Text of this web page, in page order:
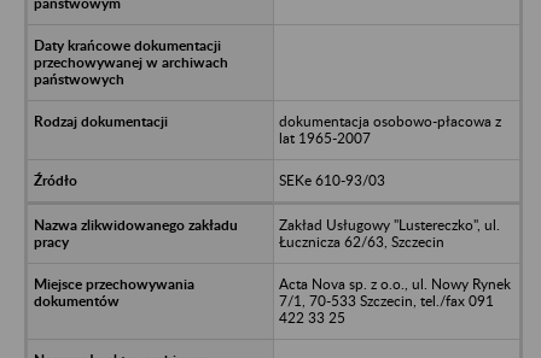
dokumentacja osobowo-płacowa z
lat 1965-2007
SEKe 610-93/03
Zakład Usługowy "Lustereczko", ul.
Łucznicza 62/63, Szczecin
Acta Nova sp. z o.o., ul. Nowy Rynek
7/1, 70-533 Szczecin, tel./fax 091
422 33 25